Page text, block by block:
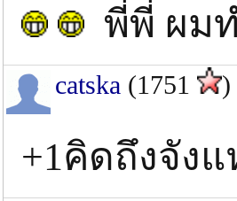
พี่พี่ ผม
catska (1751 )
+1คิดถึงจัง